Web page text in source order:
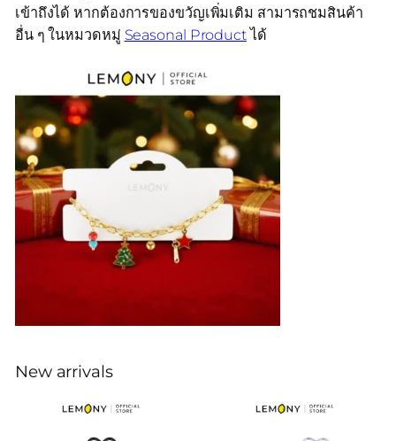
เข้าถึงได้ หากต้องการของขวัญเพิ่มเติม สามารถชมสินค้า
อื่น ๆ ในหมวดหมู่ Seasonal Productได้
New arrivals